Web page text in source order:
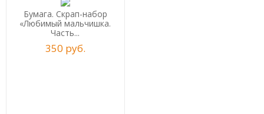
Бумага. Скрап-набор
«Любимый мальчишка.
Часть...
350 руб.